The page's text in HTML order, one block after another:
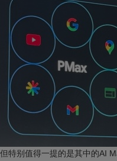
但特别值得一提的是其中的AI